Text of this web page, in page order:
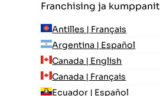
Franchising ja kumppanit
Antilles | Français
Argentina | Español
Canada | English
Canada | Français
Ecuador | Español